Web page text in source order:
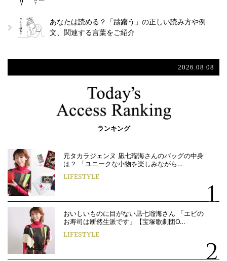
あなたは読める？「躊躇う」の正しい読み方や例
文、関連する言葉をご紹介
2026.08.08
ランキング
元タカラジェンヌ 凪七瑠海さんのバッグの中身
は？ 「ユニークな小物を楽しみながら…
LIFESTYLE
おいしいものに目がない凪七瑠海さん 「エビの
お寿司は断然生派です」【宝塚歌劇団O…
LIFESTYLE